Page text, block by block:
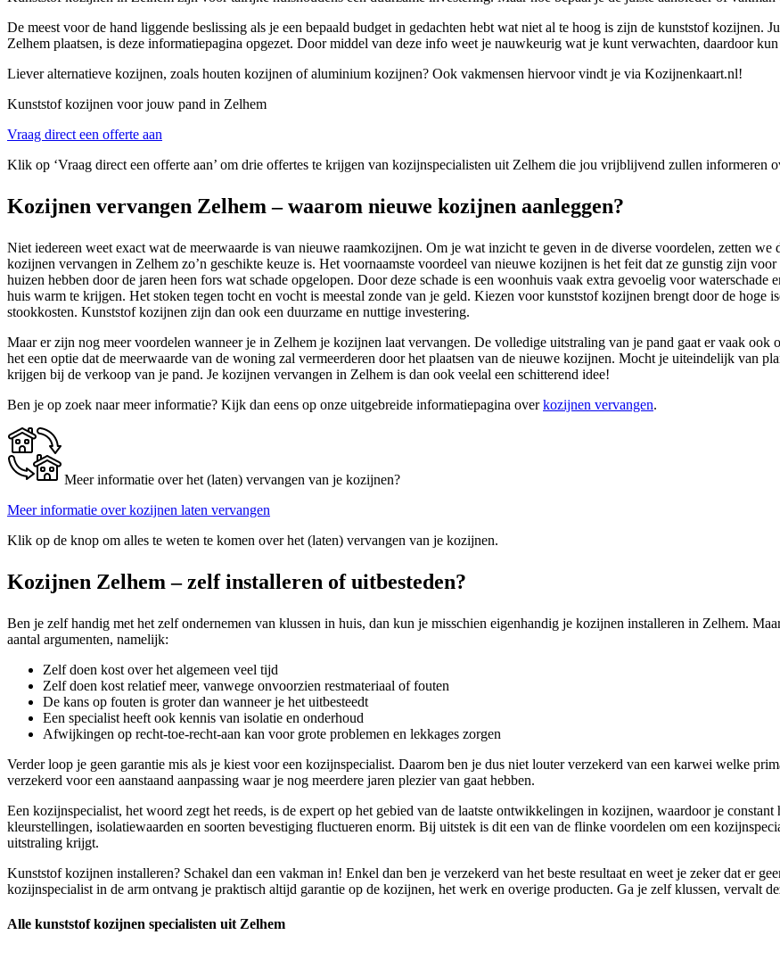
De meest voor de hand liggende beslissing als je een bepaald budget in gedachten hebt wat niet al te hoog is zijn de kunststof
Zelhem plaatsen, is deze informatiepagina opgezet. Door middel van deze info weet je nauwkeurig wat je kunt verwachten, daardoor
Liever alternatieve kozijnen, zoals houten kozijnen of aluminium kozijnen? Ook vakmensen hiervoor vindt je via Kozijnenkaart.nl!
Kunststof kozijnen voor jouw pand in Zelhem
Vraag direct een offerte aan
Klik op ‘Vraag direct een offerte aan’ om drie offertes te krijgen van kozijnspecialisten uit Zelhem die jou vrijblijvend zullen informeren
Kozijnen vervangen Zelhem – waarom nieuwe kozijnen aanleggen?
Niet iedereen weet exact wat de meerwaarde is van nieuwe raamkozijnen. Om je wat inzicht te geven in de diverse voordelen, zetten
kozijnen vervangen in Zelhem zo’n geschikte keuze is. Het voornaamste voordeel van nieuwe kozijnen is het feit dat ze gunstig zijn
huizen hebben door de jaren heen fors wat schade opgelopen. Door deze schade is een woonhuis vaak extra gevoelig voor
huis warm te krijgen. Het stoken tegen tocht en vocht is meestal zonde van je geld. Kiezen voor kunststof kozijnen brengt door de hoge
stookkosten. Kunststof kozijnen zijn dan ook een duurzame en nuttige investering.
Maar er zijn nog meer voordelen wanneer je in Zelhem je kozijnen laat vervangen. De volledige uitstraling van je pand gaat er vaak
het een optie dat de meerwaarde van de woning zal vermeerderen door het plaatsen van de nieuwe kozijnen. Mocht je uiteindelijk van
krijgen bij de verkoop van je pand. Je kozijnen vervangen in Zelhem is dan ook veelal een schitterend idee!
Ben je op zoek naar meer informatie? Kijk dan eens op onze uitgebreide informatiepagina overkozijnen vervangen.
Meer informatie over het (laten) vervangen van je kozijnen?
Meer informatie over kozijnen laten vervangen
Klik op de knop om alles te weten te komen over het (laten) vervangen van je kozijnen.
Kozijnen Zelhem – zelf installeren of uitbesteden?
Ben je zelf handig met het zelf ondernemen van klussen in huis, dan kun je misschien eigenhandig je kozijnen installeren in Zelhem.
aantal argumenten, namelijk:
Zelf doen kost over het algemeen veel tijd
Zelf doen kost relatief meer, vanwege onvoorzien restmateriaal of fouten
De kans op fouten is groter dan wanneer je het uitbesteedt
Een specialist heeft ook kennis van isolatie en onderhoud
Afwijkingen op recht-toe-recht-aan kan voor grote problemen en lekkages zorgen
Verder loop je geen garantie mis als je kiest voor een kozijnspecialist. Daarom ben je dus niet louter verzekerd van een karwei welke
verzekerd voor een aanstaand aanpassing waar je nog meerdere jaren plezier van gaat hebben.
Een kozijnspecialist, het woord zegt het reeds, is de expert op het gebied van de laatste ontwikkelingen in kozijnen, waardoor je
kleurstellingen, isolatiewaarden en soorten bevestiging fluctueren enorm. Bij uitstek is dit een van de flinke voordelen om een
uitstraling krijgt.
Kunststof kozijnen installeren? Schakel dan een vakman in! Enkel dan ben je verzekerd van het beste resultaat en weet je zeker dat er
kozijnspecialist in de arm ontvang je praktisch altijd garantie op de kozijnen, het werk en overige producten. Ga je zelf klussen, vervalt
Alle kunststof kozijnen specialisten uit Zelhem